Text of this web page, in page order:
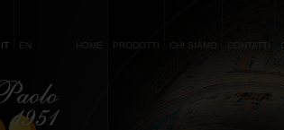
IT EN HOME PRODOTTI CHI SIAMO CONTATTI